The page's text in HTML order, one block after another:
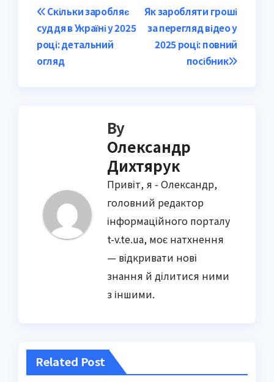
Post
navigation
Як заробляти гроші
за перегляд відео у
2025 році: повний
посібник
Скільки заробляє
суддя в Україні у 2025
році: детальний
огляд
By
Олександр
Дихтярук
Привіт, я - Олександр,
головний редактор
інформаційного порталу
t-v.te.ua, моє натхнення
— відкривати нові
знання й ділитися ними
з іншими.
Related Post